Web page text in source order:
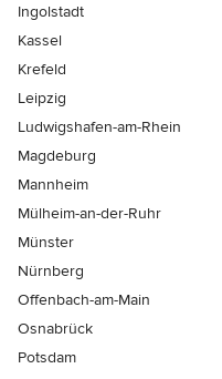
Ingolstadt
Kassel
Krefeld
Leipzig
Ludwigshafen-am-Rhein
Magdeburg
Mannheim
Mülheim-an-der-Ruhr
Münster
Nürnberg
Offenbach-am-Main
Osnabrück
Potsdam